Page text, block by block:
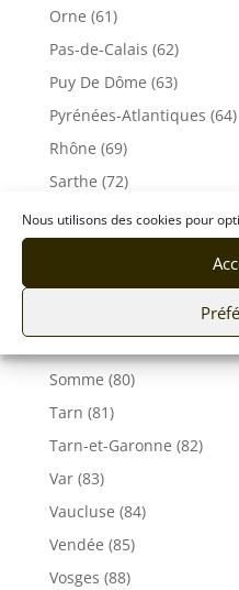
Nous utilisons des cookies pour
Orne (61)
Pas-de-Calais (62)
Puy De Dôme (63)
Pyrénées-Atlantiques (64)
Rhône (69)
Sarthe (72)
Savoie (73)
Somme (80)
Tarn (81)
Tarn-et-Garonne (82)
Var (83)
Vaucluse (84)
Vendée (85)
Vosges (88)